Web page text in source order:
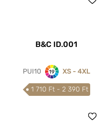
B&C ID.001
PUI10 19 XS - 4XL
1 710 Ft - 2 390 Ft